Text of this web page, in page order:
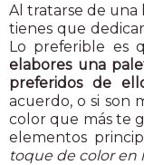
Al tratarse de una
tienes que
Lo preferible es
elabores una
preferidos de
acuerdo, o si son
color que más te
elementos
toque de color en